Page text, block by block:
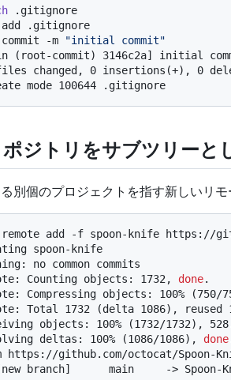
.gitignore
.gitignore
-m
"initial commit"
(root-commit) 3146c2a] initial
changed, 0 insertions(+), 0
mode 100644 .gitignore
ジトリをサブツリーと
別個のプロジェクトを指す新しいリモ
add -f spoon-knife https://
spoon-knife
no common commits
Counting objects: 1732, done.
Compressing objects: 100% (750/
Total 1732 (delta 1086), reused
objects: 100% (1732/1732),
deltas: 100% (1086/1086), done
https://github.com/octocat/Spoon-
branch]      main     -> Spoon-